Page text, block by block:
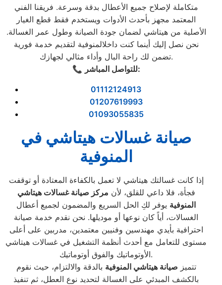
متكاملة لإصلاح جميع الأعطال بدقة وسرعة. فريقنا الفني
المعتمد مجهز بأحدث الأدوات ويستخدم فقط قطع الغيار
الأصلية من هيتاشي لضمان جودة الصيانة وطول عمر الغسالة.
نحن نصل إليك أينما كنت داخلالمنوفية لتقديم خدمة فورية
تضمن لك راحة البال وأداء مثالي لجهازك.
📞
للتواصل المباشر:
01112124913
01207619993
01093055835
صيانة غسالات هيتاشي في
المنوفية
إذا كانت غسالتك هيتاشي لا تعمل بالكفاءة المعتادة أو توقفت
فجأة، فلا داعي للقلق، لأن مركز صيانة غسالات هيتاشي
المنوفية يوفر لكِ الحل السريع والمضمون لجميع أعطال
الغسالات، أياً كان نوعها أو موديلها. نحن نقدم خدمة صيانة
احترافية بأيدي مهندسين وفنيين معتمدين، مدربين على أعلى
مستوى للتعامل مع أحدث أنظمة التشغيل في غسالات هيتاشي
الأوتوماتيك والفوق أوتوماتيك.
تتميز صيانة هيتاشي المنوفية بالدقة والالتزام، حيث نقوم
بالكشف المبدئي على الغسالة لتحديد نوع العطل، ثم تنفيذ